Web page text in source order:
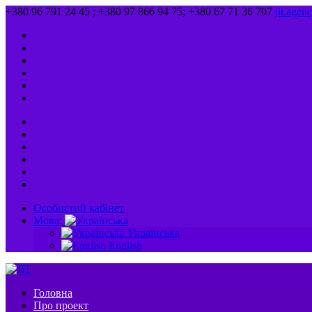
+380 96 791 24 45 ; +380 97 866 94 75; +380 67 71 36 707
Особистий кабінет
Мова:
Українська
English
Головна
Про проект